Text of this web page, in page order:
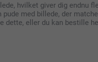
hvilket giver dig endnu
med billede, der
eller du kan bestille